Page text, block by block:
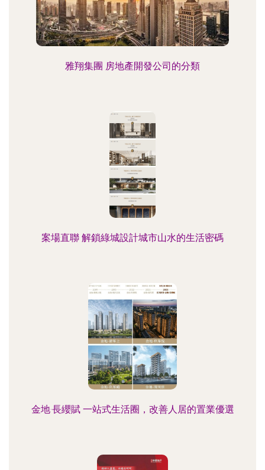
雅翔集團 房地產開發公司的分類
案場直聯 解鎖綠城設計城市山水的生活密碼
金地·長纓賦 一站式生活圈，改善人居的置業優選